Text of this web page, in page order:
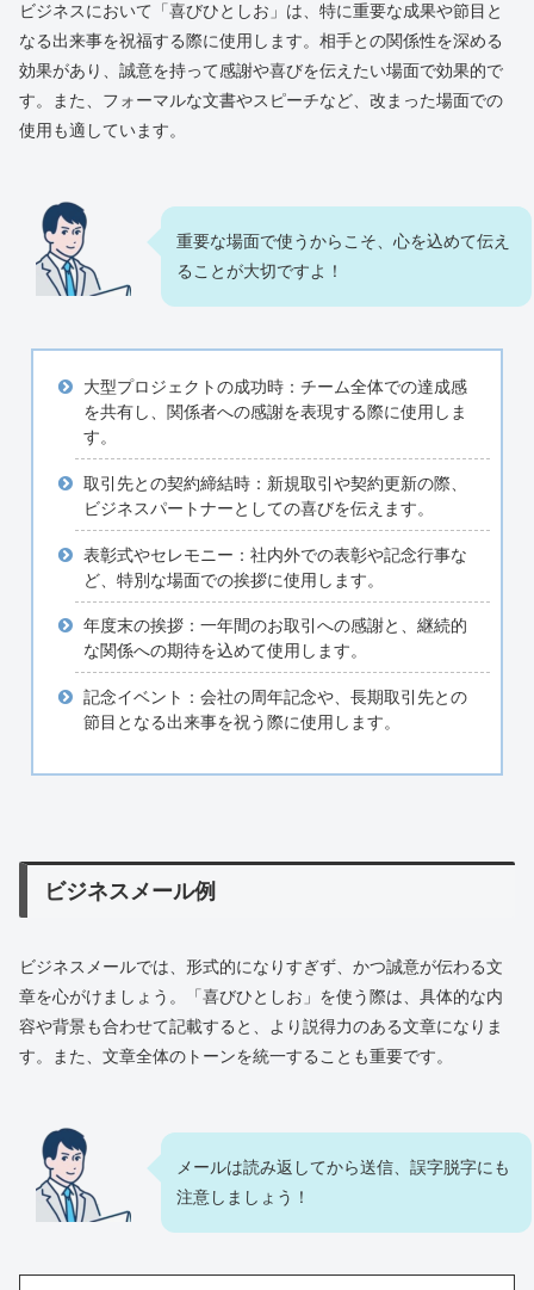
ビジネスにおいて「喜びひとしお」は、特に重要な成果や節目と
なる出来事を祝福する際に使用します。相手との関係性を深める
効果があり、誠意を持って感謝や喜びを伝えたい場面で効果的で
す。また、フォーマルな文書やスピーチなど、改まった場面での
使用も適しています。
重要な場面で使うからこそ、心を込めて伝え
ることが大切ですよ！
大型プロジェクトの成功時：チーム全体での達成感
を共有し、関係者への感謝を表現する際に使用しま
す。
取引先との契約締結時：新規取引や契約更新の際、
ビジネスパートナーとしての喜びを伝えます。
表彰式やセレモニー：社内外での表彰や記念行事な
ど、特別な場面での挨拶に使用します。
年度末の挨拶：一年間のお取引への感謝と、継続的
な関係への期待を込めて使用します。
記念イベント：会社の周年記念や、長期取引先との
節目となる出来事を祝う際に使用します。
ビジネスメール例
ビジネスメールでは、形式的になりすぎず、かつ誠意が伝わる文
章を心がけましょう。「喜びひとしお」を使う際は、具体的な内
容や背景も合わせて記載すると、より説得力のある文章になりま
す。また、文章全体のトーンを統一することも重要です。
メールは読み返してから送信、誤字脱字にも
注意しましょう！